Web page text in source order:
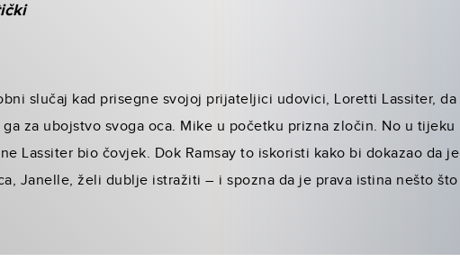
slučaj kad prisegne svojoj prijateljici udovici, Loretti Lassiter, da
za ubojstvo svoga oca. Mike u početku prizna zločin. No u tijeku
Lassiter bio čovjek. Dok Ramsay to iskoristi kako bi dokazao da je
Janelle, želi dublje istražiti – i spozna da je prava istina nešto što